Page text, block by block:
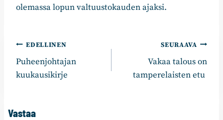
olemassa lopun valtuustokauden ajaksi.
Artikkelien
selaus
EDELLINEN
Puheenjohtajan
kuukausikirje
SEURAAVA
Vakaa talous on
tamperelaisten etu
Vastaa